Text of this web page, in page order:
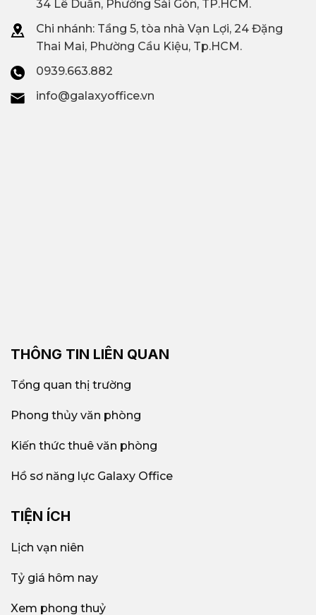
34 Lê Duẩn, Phường Sài Gòn, TP.HCM.
Chi nhánh: Tầng 5, tòa nhà Vạn Lợi, 24 Đặng
Thai Mai, Phường Cầu Kiệu, Tp.HCM.
0939.663.882
info@galaxyoffice.vn
THÔNG TIN LIÊN QUAN
Tổng quan thị trường
Phong thủy văn phòng
Kiến thức thuê văn phòng
Hồ sơ năng lực Galaxy Office
TIỆN ÍCH
Lịch vạn niên
Tỷ giá hôm nay
Xem phong thuỷ